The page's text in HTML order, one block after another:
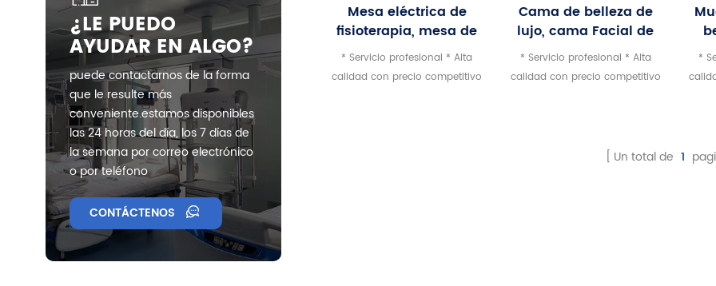
Mesa eléctrica de
fisioterapia, mesa de
masaje con cama de
belleza con 4 motores
* Servicio profesional * Alta
calidad con precio competitivo
Cama de belleza de
lujo, cama Facial de
extensión de pestañas,
mesas eléctricas de
masaje de Spa para
* Servicio profesional * Alta
calidad con precio competitivo
*
Un total de 1
¿LE PUEDO
AYUDAR EN ALGO?
puede contactarnos de la forma
que le resulte más
conveniente.estamos disponibles
las 24 horas del día, los 7 días de
la semana por correo electrónico
o por teléfono
CONTÁCTENOS